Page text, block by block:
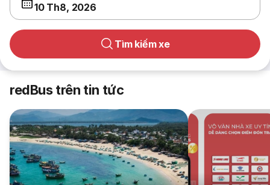
10 Th8, 2026
Tìm kiếm xe
redBus trên tin tức